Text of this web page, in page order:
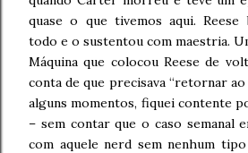
quase o que tivemos aqui.
todo e o sustentou com maestria.
Máquina que colocou Reese de
conta de que precisava “retornar
alguns momentos, fiquei contente
– sem contar que o caso semanal
com aquele nerd sem nenhum